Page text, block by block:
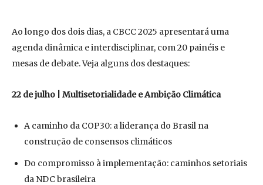
Ao longo dos dois dias, a CBCC 2025 apresentará uma
agenda dinâmica e interdisciplinar, com 20 painéis e
mesas de debate. Veja alguns dos destaques:
22 de julho | Multisetorialidade e Ambição Climática
A caminho da COP30: a liderança do Brasil na
construção de consensos climáticos
Do compromisso à implementação: caminhos setoriais
da NDC brasileira